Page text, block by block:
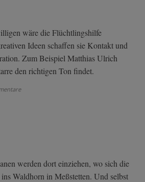
wäre die Flüchtlingshilfe
Ideen schaffen sie Kontakt und
Zum Beispiel Matthias Ulrich
den richtigen Ton findet.
werden dort einziehen, wo sich die
Waldhorn in Meßstetten. Und selbst